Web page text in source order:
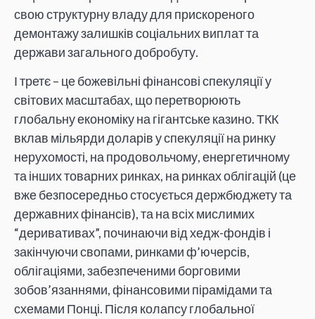
свою структурну владу для прискореного
демонтажу залишків соціальних виплат та
держави загального добробуту.
І третє – це божевільні фінансові спекуляції у
світових масштабах, що перетворюють
глобальну економіку на гігантське казино. ТКК
вклав мільярди доларів у спекуляції на ринку
нерухомості, на продовольчому, енергетичному
та інших товарних ринках, на ринках облігацій (це
вже безпосередньо стосується держбюджету та
державних фінансів), та на всіх мислимих
“деривативах”, починаючи від хедж-фондів і
закінчуючи свопами, ринками ф’ючерсів,
облігаціями, забезпеченими борговими
зобов’язаннями, фінансовими пірамідами та
схемами Понці. Після колапсу глобальної